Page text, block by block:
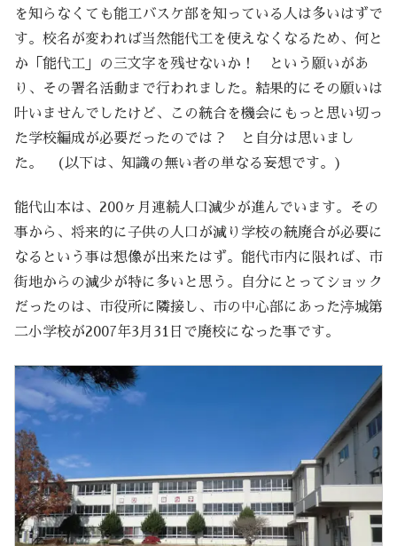
を知らなくても能工バスケ部を知っている人は多いはずで
す。校名が変われば当然能代工を使えなくなるため、何と
か「能代工」の三文字を残せないか！ という願いがあ
り、その署名活動まで行われました。結果的にその願いは
叶いませんでしたけど、この統合を機会にもっと思い切っ
た学校編成が必要だったのでは？ と自分は思いまし
た。 (以下は、知識の無い者の単なる妄想です。)
能代山本は、200ヶ月連続人口減少が進んでいます。その
事から、将来的に子供の人口が減り学校の統廃合が必要に
なるという事は想像が出来たはず。能代市内に限れば、市
街地からの減少が特に多いと思う。自分にとってショック
だったのは、市役所に隣接し、市の中心部にあった渟城第
二小学校が2007年3月31日で廃校になった事です。